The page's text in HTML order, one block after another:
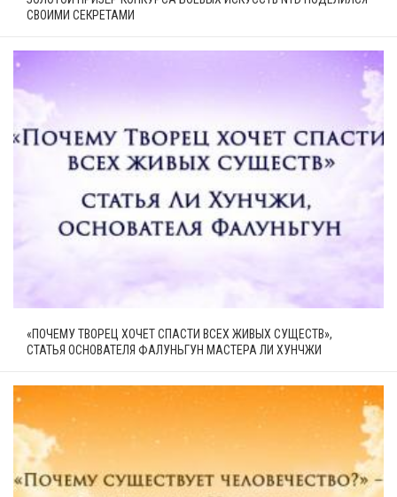
СВОИМИ СЕКРЕТАМИ
«ПОЧЕМУ ТВОРЕЦ ХОЧЕТ СПАСТИ ВСЕХ ЖИВЫХ СУЩЕСТВ»,
СТАТЬЯ ОСНОВАТЕЛЯ ФАЛУНЬГУН МАСТЕРА ЛИ ХУНЧЖИ